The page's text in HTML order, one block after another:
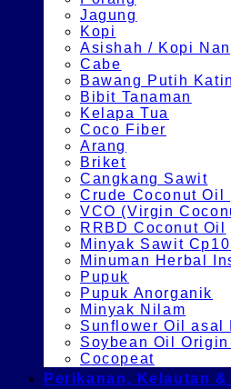
Jagung
Kopi
Asishah / Kopi
Cabe
Bawang Putih
Bibit Tanaman
Kelapa Tua
Coco Fiber
Arang
Briket
Cangkang Sawit
Crude Coconut Oil
VCO (Virgin
RRBD Coconut Oil
Minyak Sawit
Minuman Herbal
Pupuk
Pupuk Anorganik
Minyak Nilam
Sunflower Oil asal
Soybean Oil Origin
Cocopeat
Perikanan, Kelautan